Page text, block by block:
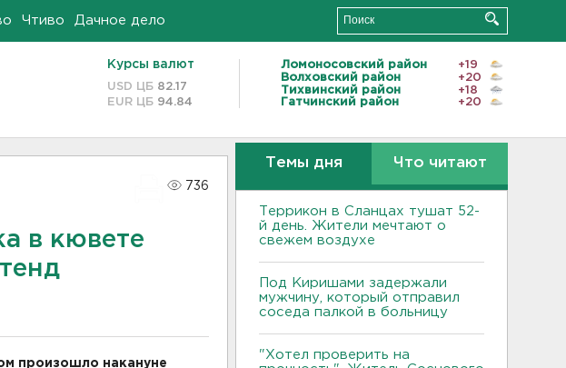
Чтиво Дачное дело
Курсы валют
USD ЦБ 82.17
EUR ЦБ 94.84
Ломоносовский район
+19
Волховский район
+20
Тихвинский район
+18
Гатчинский район
+20
736
в кювете
произошло накануне
Темы дня Что читают
Террикон в Сланцах тушат 52-
й день. Жители мечтают о
свежем воздухе
Под Киришами задержали
мужчину, который отправил
соседа палкой в больницу
"Хотел проверить на